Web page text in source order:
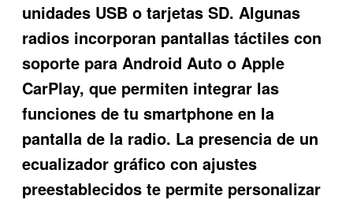
unidades USB o tarjetas SD. Algunas
radios incorporan pantallas táctiles con
soporte para Android Auto o Apple
CarPlay, que permiten integrar las
funciones de tu smartphone en la
pantalla de la radio. La presencia de un
ecualizador gráfico con ajustes
preestablecidos te permite personalizar